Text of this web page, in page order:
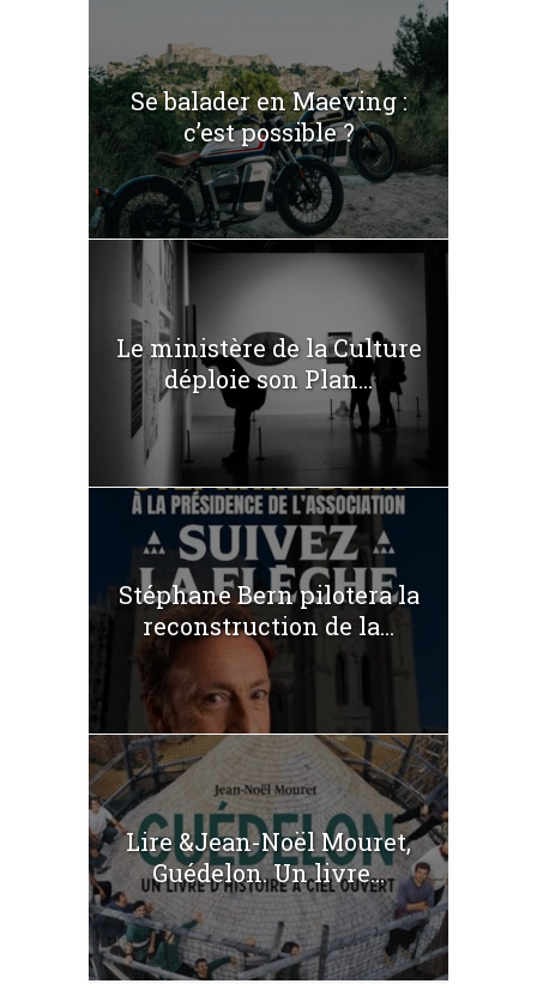
Se balader en Maeving :
c’est possible ?
Le ministère de la Culture
déploie son Plan...
Stéphane Bern pilotera la
reconstruction de la...
Lire &Jean-Noël Mouret,
Guédelon. Un livre...